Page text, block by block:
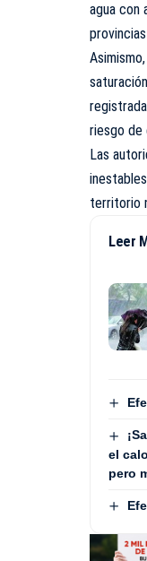
agua con
riesgo de
Las
territorio
Leer
el
pero